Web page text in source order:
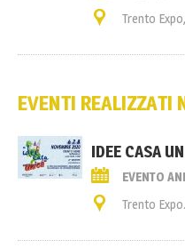
Trento
EVENTI
IDEE CASA
EVENTO
Trento